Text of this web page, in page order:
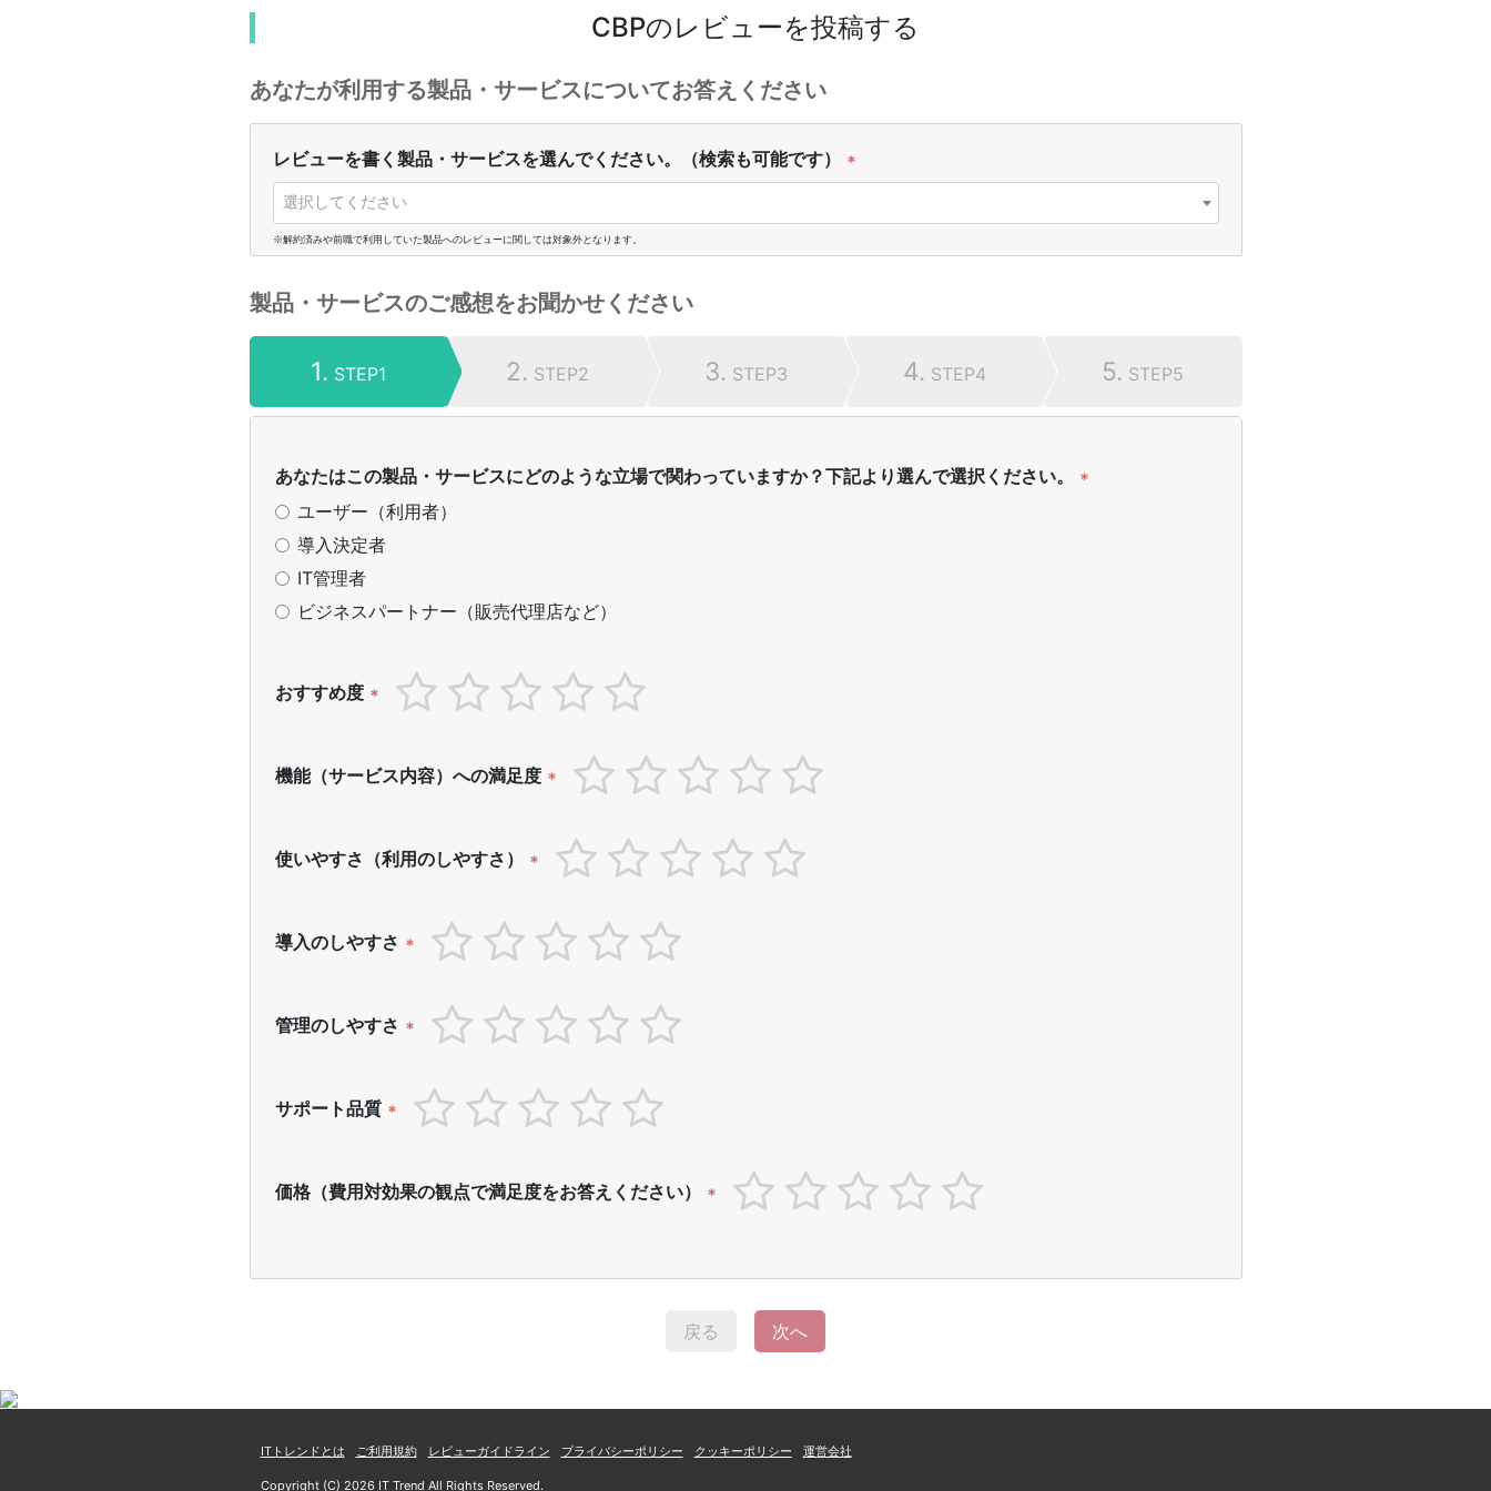
CBPのレビューを投稿する
あなたが利用する製品・サービスについてお答えください
レビューを書く製品・サービスを選んでください。（検索も可能です） *
選択してください
※解約済みや前職で利用していた製品へのレビューに関しては対象外となります。
製品・サービスのご感想をお聞かせください
1. STEP1 2. STEP2 3. STEP3 4. STEP4 5. STEP5
あなたはこの製品・サービスにどのような立場で関わっていますか？下記より選んで選択ください。
*
ユーザー（利用者）
導入決定者
IT管理者
ビジネスパートナー（販売代理店など）
おすすめ度 *
機能（サービス内容）への満足度 *
使いやすさ（利用のしやすさ） *
導入のしやすさ *
管理のしやすさ *
サポート品質 *
価格（費用対効果の観点で満足度をお答えください） *
戻る 次へ
ITトレンドとは ご利用規約 レビューガイドライン プライバシーポリシー クッキーポリシー 運営会社
Copyright (C) 2026 IT Trend All Rights Reserved.